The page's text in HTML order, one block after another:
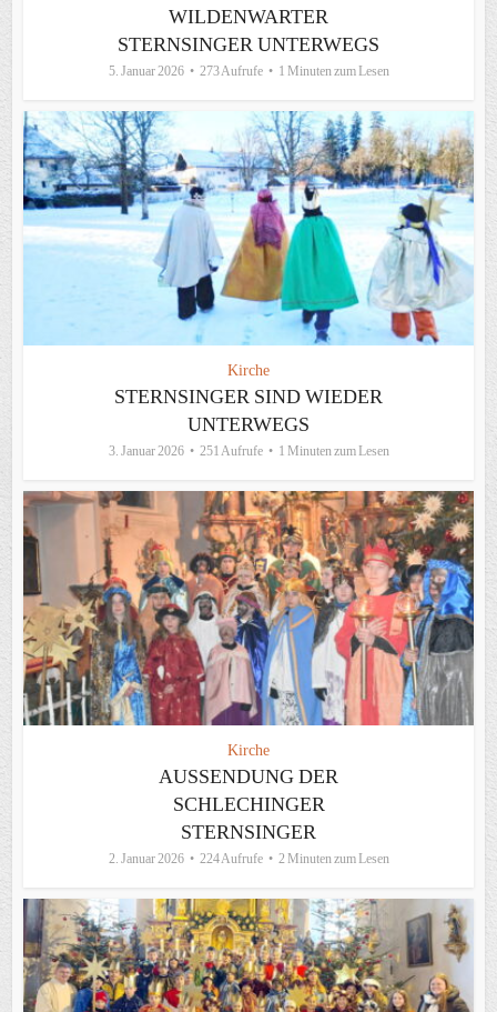
WILDENWARTER
STERNSINGER UNTERWEGS
5. Januar 2026 273 Aufrufe 1 Minuten zum Lesen
Kirche
STERNSINGER SIND WIEDER
UNTERWEGS
3. Januar 2026 251 Aufrufe 1 Minuten zum Lesen
Kirche
AUSSENDUNG DER
SCHLECHINGER
STERNSINGER
2. Januar 2026 224 Aufrufe 2 Minuten zum Lesen